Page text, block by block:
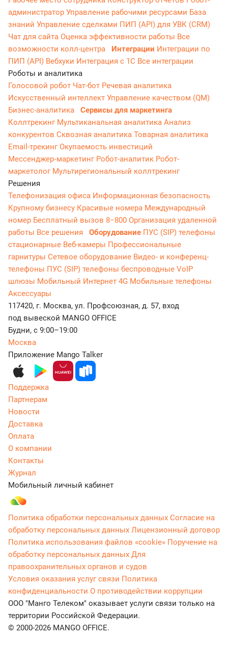
администратор Управление рабочими ресурсами База
знаний Управление сделками ПИП (API) для УВК (CRM)
Чат для сайта Оценка эффективности работы Все
возможности колл-центра
Интеграции Интеграции по
ПИП (API) Вебхуки Интеграция с 1С Все интеграции
Роботы и аналитика
Голосовой робот Чат-бот Речевая аналитика
Искусственный интеллект Управление качеством (QM)
Бизнес-аналитика
Сервисы для маркетинга
Коллтрекинг Мультиканальная аналитика Анализ
конкурентов Сквозная аналитика Товарная аналитика
Email-трекингОкупаемость инвестиций
Мессенджер‑маркетинг Робот-аналитик Робот-
маркетолог Мультирегиональный коллтрекинг
Решения
Телефонизация офиса Информационная безопасность
Крупному бизнесу Красивые номера Международный
номер Бесплатный вызов 8−800 Организация удаленной
работы Все решения Оборудование ПУС (SIP) телефоны
стационарные Веб-камеры Профессиональные
гарнитуры Сетевое оборудование Видео- и конференц-
телефоны ПУС (SIP) телефоны беспроводные VoIP
шлюзы Мобильный Интернет 4G Мобильные телефоны
Аксессуары
117420, г. Москва, ул. Профсоюзная, д. 57, вход
под вывеской MANGO OFFICE
Будни, с 9:00–19:00
Москва
Приложение Mango Talker
Поддержка
Партнерам
Новости
Доставка
Оплата
О компании
Контакты
Журнал
Мобильный личный кабинет
Политика обработки персональных данных Согласие на
обработку персональных данных Лицензионный договор
Политика использования файлов «cookie» Поручение на
обработку персональных данных Для
правоохранительных органов и судов
Условия оказания услуг связи Политика
конфиденциальности О противодействии коррупции
ООО "Манго Телеком" оказывает услуги связи только на
территории Российской Федерации.
© 2000-2026 MANGO OFFICE.